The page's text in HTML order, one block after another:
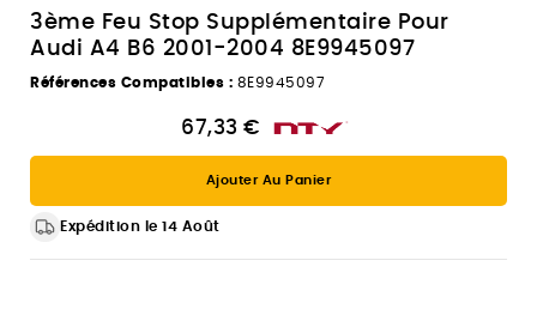
3ème Feu Stop Supplémentaire Pour
Audi A4 B6 2001-2004 8E9945097
Références Compatibles : 8E9945097
67,33 €
Ajouter Au Panier
Expédition le 14 Août